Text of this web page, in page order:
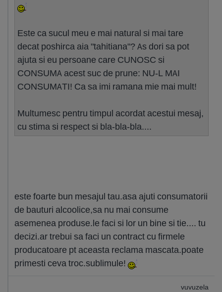
Este ca sucul meu e mai natural si mai tare
decat poshirca aia "tahitiana"? As dori sa pot
ajuta si eu persoane care CUNOSC si
CONSUMA acest suc de prune: NU-L MAI
CONSUMATI! Ca sa imi ramana mie mai mult!
Multumesc pentru timpul acordat acestui mesaj,
cu stima si respect si bla-bla-bla....
este foarte bun mesajul tau.asa ajuti consumatorii
de bauturi alcoolice,sa nu mai consume
asemenea produse.le faci si lor un bine si tie.... tu
decizi.ar trebui sa faci un contract cu firmele
producatoare pt aceasta reclama mascata.poate
primesti ceva troc.sublimule!
vuvuzela